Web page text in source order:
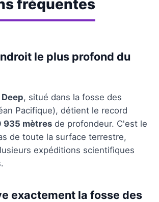
fréquentes
le plus profond du
, situé dans la fosse des
Pacifique), détient le record
935 mètres de profondeur. C'est le
de toute la surface terrestre,
expéditions scientifiques
exactement la fosse des